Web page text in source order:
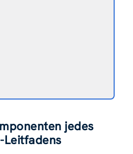
jedes
Leitfadens